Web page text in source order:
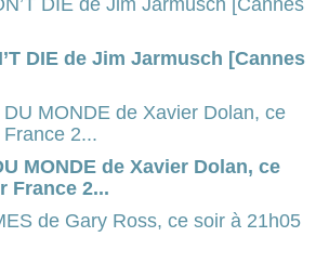
DIE de Jim Jarmusch [Cannes
MONDE de Xavier Dolan, ce
France 2...